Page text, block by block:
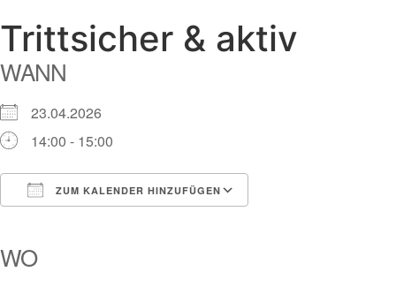
Trittsicher & aktiv
WANN
23.04.2026
14:00 - 15:00
ZUM KALENDER HINZUFÜGEN
WO